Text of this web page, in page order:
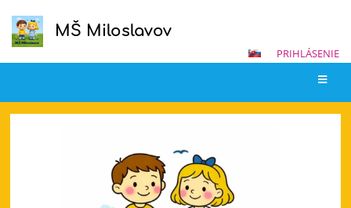
MŠ Miloslavov
PRIHLÁSENIE